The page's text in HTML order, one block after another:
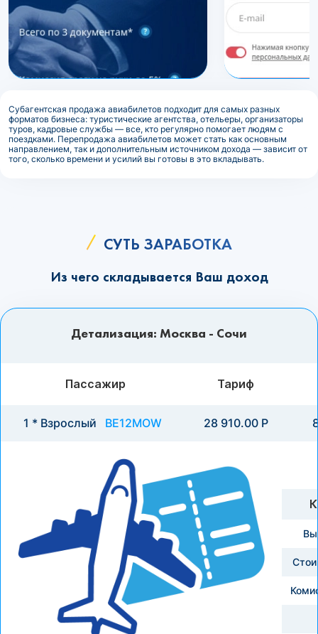
Субагентская продажа авиабилетов подходит для самых разных
форматов бизнеса: туристические агентства, отельеры, организаторы
туров, кадровые службы — все, кто регулярно помогает людям с
поездками. Перепродажа авиабилетов может стать как основным
направлением, так и дополнительным источником дохода — зависит от
того, сколько времени и усилий вы готовы в это вкладывать.
СУТЬ ЗАРАБОТКА
Из чего складывается Ваш доход
Детализация: Москва - Сочи
Пассажир Тариф
1 * Взрослый BE12MOW 28 910.00 Р